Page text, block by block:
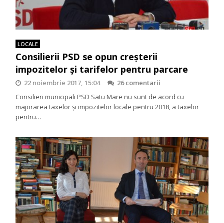
LOCALE
Consilierii PSD se opun creșterii
impozitelor și tarifelor pentru parcare
22 noiembrie 2017, 15:04
26 comentarii
Consilieri municipali PSD Satu Mare nu sunt de acord cu
majorarea taxelor și impozitelor locale pentru 2018, a taxelor
pentru…